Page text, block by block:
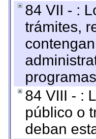
84 VII - :
trámites,
84 VIII - :
público o
deban